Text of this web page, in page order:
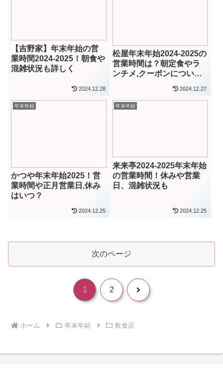
【吉野家】年末年始の営
業時間2024-2025！朝食や
混雑状況も詳しく
2024.12.28
松屋年末年始2024-2025の
営業時間は？朝定食やラ
ンチメ,クーポンについて
2024.12.27
年末年始
かつや年末年始2025！営
業時間や正月営業日,休み
はいつ？
2024.12.25
年末年始
来来亭2024-2025年末年始
の営業時間！休みや営業
日、混雑状況も
2024.12.25
次のページ
1 2 次
ホーム 年末年始 飲食店